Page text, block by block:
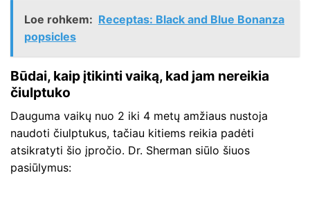
Loe rohkem: Receptas: Black and Blue Bonanza
popsicles
Būdai, kaip įtikinti vaiką, kad jam nereikia
čiulptuko
Dauguma vaikų nuo 2 iki 4 metų amžiaus nustoja
naudoti čiulptukus, tačiau kitiems reikia padėti
atsikratyti šio įpročio. Dr. Sherman siūlo šiuos
pasiūlymus: